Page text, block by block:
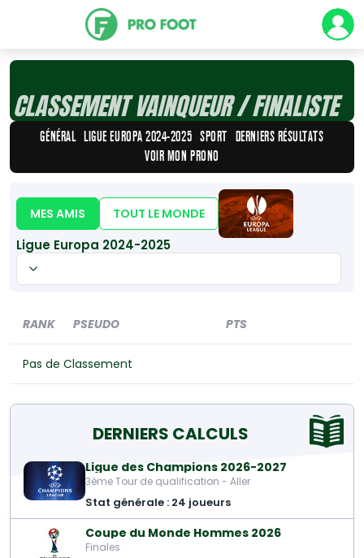
CLASSEMENT VAINQUEUR / FINALISTE
Défi
GÉNÉRAL LIGUE EUROPA 2024-2025 SPORT
DERNIERS RÉSULTATS
VOIR MON PRONO
MES AMIS TOUT LE MONDE
Ligue Europa 2024-2025
RANK PSEUDO PTS
Pas de Classement
DERNIERS CALCULS
Ligue des Champions 2026-2027
3ème Tour de qualification - Aller
Stat générale : 24 joueurs
Coupe du Monde Hommes 2026
Finales